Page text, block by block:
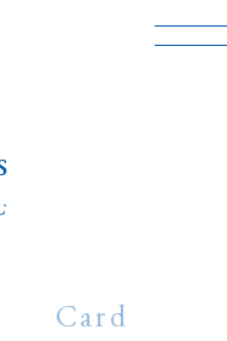
Card